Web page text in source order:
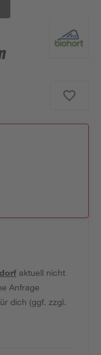
aktuell nicht
Anfrage
dich (ggf. zzgl.